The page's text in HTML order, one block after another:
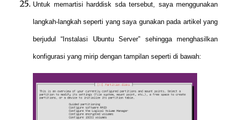
Untuk memartisi harddisk sda tersebut, saya menggunakan
langkah-langkah seperti yang saya gunakan pada artikel yang
berjudul “Instalasi Ubuntu Server” sehingga menghasilkan
konfigurasi yang mirip dengan tampilan seperti di bawah: